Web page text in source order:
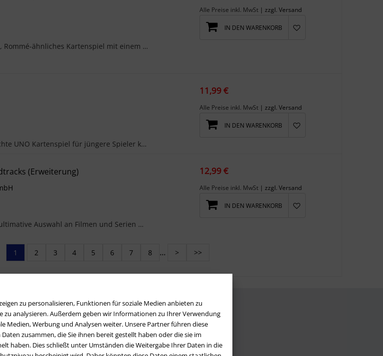
zu personalisieren, Funktionen für soziale Medien anbieten zu
zu analysieren. Außerdem geben wir Informationen zu Ihrer Verwendung
Medien, Werbung und Analysen weiter. Unsere Partner führen diese
zusammen, die Sie ihnen bereit gestellt haben oder die sie im
haben. Dies schließt unter Umständen die Weitergabe Ihrer Daten in die
Ein spannendes, Rommé-ähnliches Kartenspiel mit einem ganz besonderen Dreh - konzipiert von den M...
Alle Preise inkl. MwSt | zzgl. Versand
IN DEN WARENKORB
Dieses vereinfachte UNO Kartenspiel für jüngere Spieler kann mit mehreren Schwierigkeitsgraden ge...
11,99 €
Alle Preise inkl. MwSt | zzgl. Versand
IN DEN WARENKORB
(Erweiterung)
Erleben Sie die ultimative Auswahl an Filmen und Serien mit HITSTER Movie & Series Soundtracks! T...
12,99 €
Alle Preise inkl. MwSt | zzgl. Versand
IN DEN WARENKORB
1 2 3 4 5 6 7 8 ... > >>
LOS